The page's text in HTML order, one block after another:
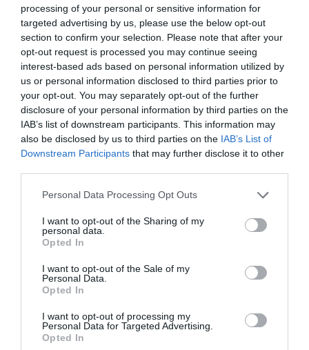
processing of your personal or sensitive information for
targeted advertising by us, please use the below opt-out
section to confirm your selection. Please note that after your
opt-out request is processed you may continue seeing
interest-based ads based on personal information utilized by
us or personal information disclosed to third parties prior to
your opt-out. You may separately opt-out of the further
disclosure of your personal information by third parties on the
IAB’s list of downstream participants. This information may
also be disclosed by us to third parties on the IAB’s List of
Downstream Participants that may further disclose it to other
Please note that this website/app uses one or more Google
not limited to your visit or usage behaviour. You may click to
grant or deny consent to Google and its third-party tags to
use your data for below specified purposes in below Google
consent section.
Personal Data Processing Opt Outs
I want to opt-out of the Sharing of my
personal data.
Opted In
I want to opt-out of the Sale of my
Personal Data.
Opted In
I want to opt-out of processing my
Personal Data for Targeted Advertising.
Opted In
ΕΛΛΑΔΑ
Στυλίδας και δύο ακόμη για την
καταστροφική πυρκαγιά στην
Αττικοβοιωτία
Ομόφωνη απόφαση Ανακρίτριας και Εισαγγελέα μετά από